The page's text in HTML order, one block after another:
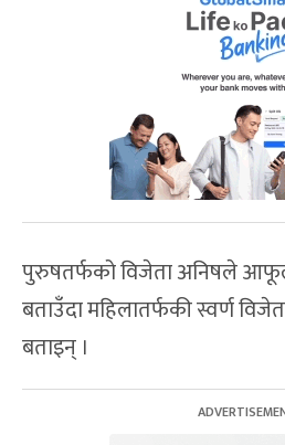
पुरुषतर्फको विजेता अनिषले
बताउँदा महिलातर्फकी स्वर्ण
बताइन् ।